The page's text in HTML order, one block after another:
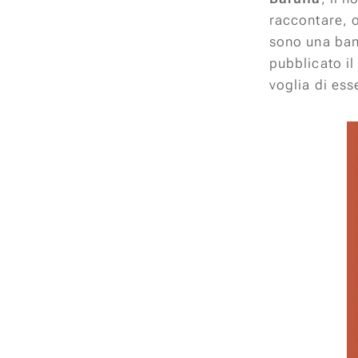
raccontare,
sono una
pubblicato il
voglia di